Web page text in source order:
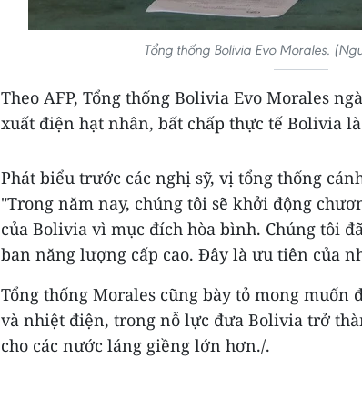
Tổng thống Bolivia Evo Morales.
Theo AFP, Tổng thống Bolivia Evo Morales
xuất điện hạt nhân, bất chấp thực tế Bolivia
Phát biểu trước các nghị sỹ, vị tổng thống
"Trong năm nay, chúng tôi sẽ khởi động
của Bolivia vì mục đích hòa bình. Chúng tôi
ban năng lượng cấp cao. Đây là ưu tiên của
Tổng thống Morales cũng bày tỏ mong
và nhiệt điện, trong nỗ lực đưa Bolivia trở
cho các nước láng giềng lớn hơn./.